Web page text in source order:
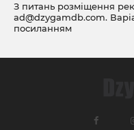
З питань розміщення
ad@dzygamdb.com.
посиланням